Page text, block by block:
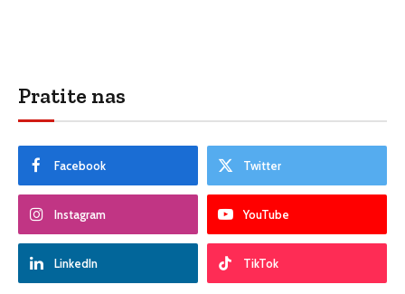
Pratite nas
Facebook Twitter
Instagram YouTube
LinkedIn TikTok